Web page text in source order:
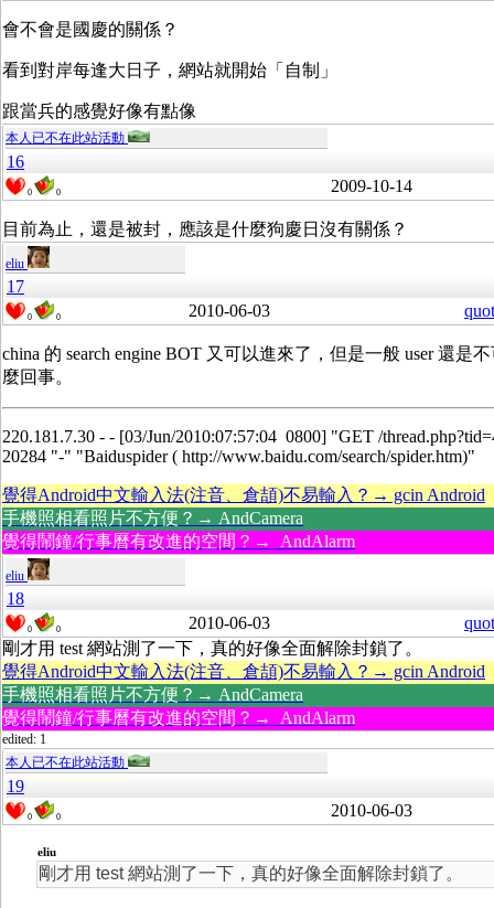
會不會是國慶的關係？
看到對岸每逢大日子，網站就開始「自制」
跟當兵的感覺好像有點像
本人已不在此站活動
16
0 0 2009-10-14
目前為止，還是被封，應該是什麼狗慶日沒有關係？
eliu
17
0 0 2010-06-03
china 的 search engine BOT 又可以進來了，但是一般 user 還是
麼回事。
220.181.7.30 - - [03/Jun/2010:07:57:04 0800] "GET /
20284 "-" "Baiduspider ( http://www.baidu.com/search/spider.htm)"
覺得Android中文輸入法(注音、倉頡)不易輸入？→ gcin Android
手機照相看照片不方便？→ AndCamera
覺得鬧鐘/行事曆有改進的空間？→ AndAlarm
eliu
18
0 0 2010-06-03
剛才用 test 網站測了一下，真的好像全面解除封鎖了。
覺得Android中文輸入法(注音、倉頡)不易輸入？→ gcin Android
手機照相看照片不方便？→ AndCamera
覺得鬧鐘/行事曆有改進的空間？→ AndAlarm
edited: 1
本人已不在此站活動
19
0 0 2010-06-03
eliu
剛才用 test 網站測了一下，真的好像全面解除封鎖了。